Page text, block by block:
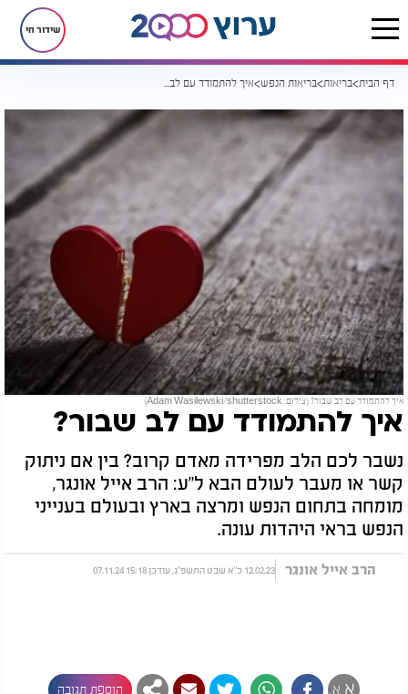
שידור חי
דף הבית בריאות בריאות הנפש איך להתמודד עם לב שבור?
איך להתמודד עם לב שבור? (צילום: Adam Wasilewski/shutterstock)
איך להתמודד עם לב שבור?
נשבר לכם הלב מפרידה מאדם קרוב? בין אם ניתוק
קשר או מעבר לעולם הבא ל"ע: הרב אייל אונגר,
מומחה בתחום הנפש ומרצה בארץ ובעולם בענייני
הנפש בראי היהדות עונה.
הרב אייל אונגר 12.02.23 כ"א שבט התשפ"ג, עודכן 15:18 07.11.24
א הוספת תגובה